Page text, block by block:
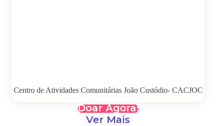
Centro de Atividades Comunitárias João Custódio- CACJOC
Doar Agora!
Ver Mais